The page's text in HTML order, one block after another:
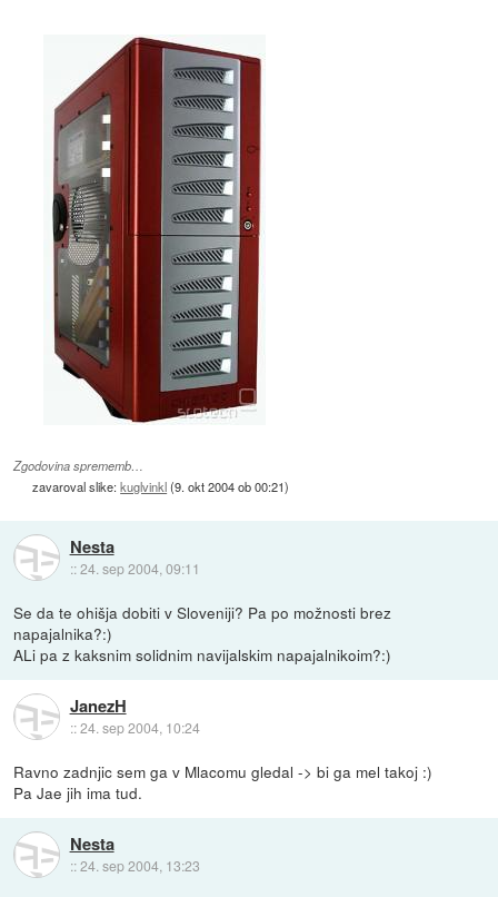
Zgodovina sprememb…
zavaroval slike:kuglvinkl(9. okt 2004 ob 00:21)
Nesta
::24. sep 2004, 09:11
Se da te ohišja dobiti v Sloveniji? Pa po možnosti brez
napajalnika?:)
ALi pa z kaksnim solidnim navijalskim napajalnikoim?:)
JanezH
::24. sep 2004, 10:24
Ravno zadnjic sem ga v Mlacomu gledal -> bi ga mel takoj :)
Pa Jae jih ima tud.
Nesta
::24. sep 2004, 13:23